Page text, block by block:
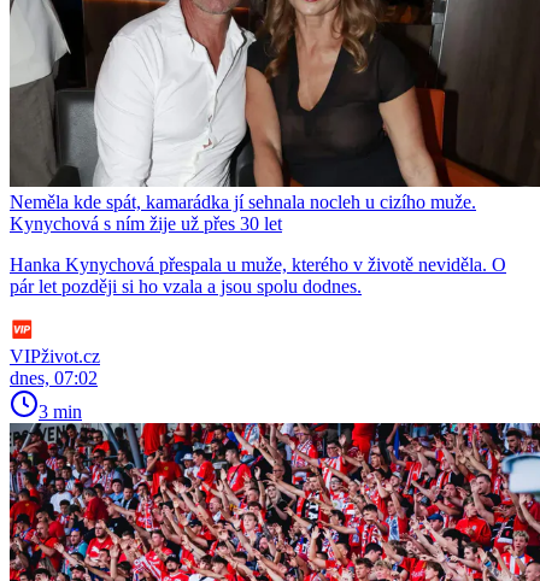
Neměla kde spát, kamarádka jí sehnala nocleh u cizího muže.
Kynychová s ním žije už přes 30 let
Hanka Kynychová přespala u muže, kterého v životě neviděla. O
pár let později si ho vzala a jsou spolu dodnes.
VIPživot.cz
dnes, 07:02
3 min